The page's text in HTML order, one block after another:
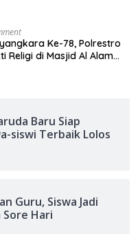
Ke-78, Polrestro
Religi di Masjid Al Alam
Baru Siap
siswi Terbaik Lolos
Guru, Siswa Jadi
Hari